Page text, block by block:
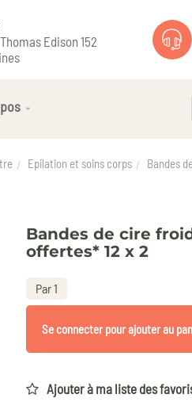
Edison 152
Epilation et soins corps Bandes
Bandes de cire
offertes* 12 x 2
Par 1
Se connecter pour ajouter au
Ajouter à ma liste des